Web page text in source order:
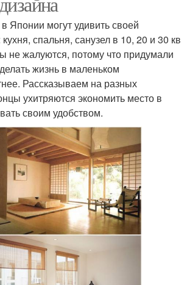
Японии могут удивить своей
спальня, санузел в 10, 20 и 30 кв
не жалуются, потому что придумали
жизнь в маленьком
Рассказываем на разных
ухитряются экономить место в
своим удобством.